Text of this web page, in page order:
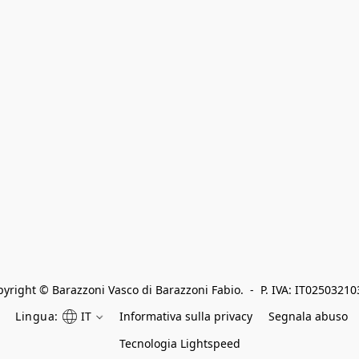
© Barazzoni Vasco di Barazzoni Fabio.  -  P. IVA:
Lingua:
IT Informativa sulla privacy
Segnala abuso
Tecnologia Lightspeed